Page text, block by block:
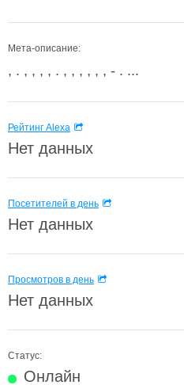
Мета-описание:
, . , , , , . , , , , , , - . ...
Рейтинг Alexa
Нет данных
Посетителей в день
Нет данных
Просмотров в день
Нет данных
Статус:
Онлайн